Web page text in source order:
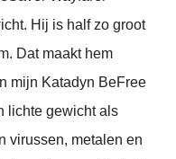
Hij is half zo groot
Dat maakt hem
mijn Katadyn BeFree
lichte gewicht als
virussen, metalen en